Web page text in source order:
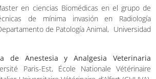
en ciencias Biomédicas en el grupo de
de mínima invasión en Radiología
de Patología Animal, Universidad
de Anestesia y Analgesia Veterinaria
Paris-Est, École Nationale Vétérinaire